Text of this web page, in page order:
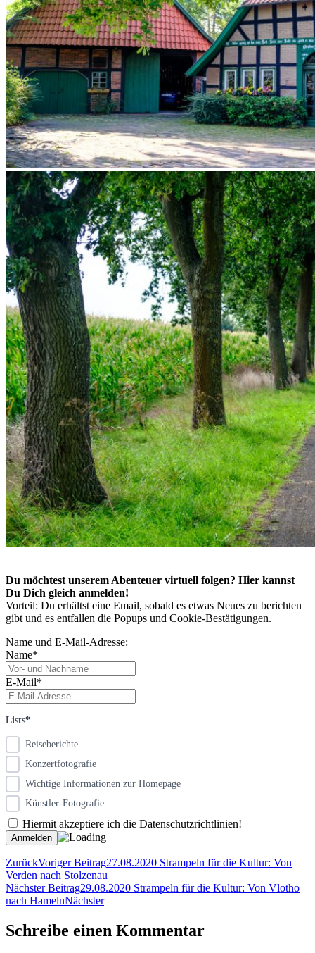
Du möchtest unserem Abenteuer virtuell folgen? Hier kannst
Du Dich gleich anmelden!
Vorteil: Du erhältst eine Email, sobald es etwas Neues zu berichten
gibt und es entfallen die Popups und Cookie-Bestätigungen.
Name und E-Mail-Adresse:
Name*
E-Mail*
Lists*
Reiseberichte
Konzertfotografie
Wichtige Informationen zur Homepage
Künstler-Fotografie
Hiermit akzeptiere ich die Datenschutzrichtlinien!
ZurückVoriger Beitrag27.08.2020 Strampeln für die Kultur: Von
Verden nach Stolzenau
Nächster Beitrag29.08.2020 Strampeln für die Kultur: Von Vlotho
nach HamelnNächster
Schreibe einen Kommentar